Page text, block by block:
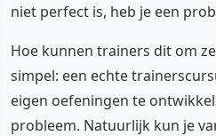
niet perfect is, heb je een
Hoe kunnen trainers dit om
simpel: een echte
eigen oefeningen te
probleem. Natuurlijk kun je